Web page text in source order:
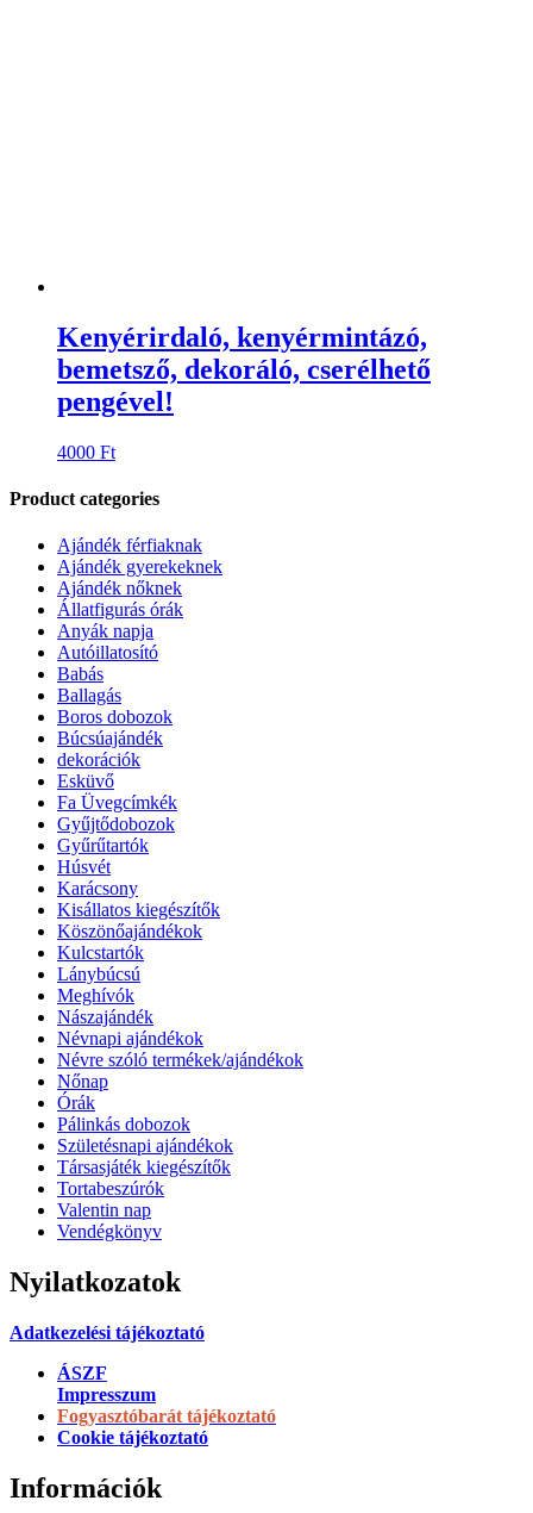
Kenyérirdaló, kenyérmintázó,
bemetsző, dekoráló, cserélhető
pengével!
4000 Ft
Product categories
Ajándék férfiaknak
Ajándék gyerekeknek
Ajándék nőknek
Állatfigurás órák
Anyák napja
Autóillatosító
Babás
Ballagás
Boros dobozok
Búcsúajándék
dekorációk
Esküvő
Fa Üvegcímkék
Gyűjtődobozok
Gyűrűtartók
Húsvét
Karácsony
Kisállatos kiegészítők
Köszönőajándékok
Kulcstartók
Lánybúcsú
Meghívók
Nászajándék
Névnapi ajándékok
Névre szóló termékek/ajándékok
Nőnap
Órák
Pálinkás dobozok
Születésnapi ajándékok
Társasjáték kiegészítők
Tortabeszúrók
Valentin nap
Vendégkönyv
Nyilatkozatok
Adatkezelési tájékoztató
ÁSZF
Impresszum
Fogyasztóbarát tájékoztató
Cookie tájékoztató
Információk